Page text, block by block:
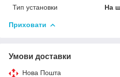
Тип установки
На
Приховати
Умови доставки
Нова Пошта